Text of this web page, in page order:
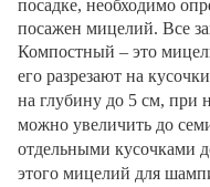
посадке, необходимо
посажен мицелий. Все
Компостный – это
его разрезают на
на глубину до 5 см, при
можно увеличить до
отдельными кусочками
этого мицелий для